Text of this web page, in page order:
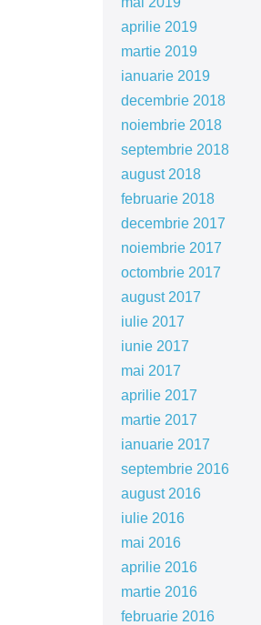
aprilie 2019
martie 2019
ianuarie 2019
decembrie 2018
noiembrie 2018
septembrie 2018
august 2018
februarie 2018
decembrie 2017
noiembrie 2017
octombrie 2017
august 2017
iulie 2017
iunie 2017
mai 2017
aprilie 2017
martie 2017
ianuarie 2017
septembrie 2016
august 2016
iulie 2016
mai 2016
aprilie 2016
martie 2016
februarie 2016